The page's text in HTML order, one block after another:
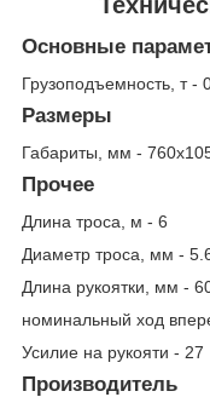
Основные
Грузоподъемность, т -
Размеры
Габариты, мм -
Прочее
Длина троса, м - 6
Диаметр троса, мм -
Длина рукоятки, мм -
номинальный ход
Усилие на рукояти - 27
Производитель